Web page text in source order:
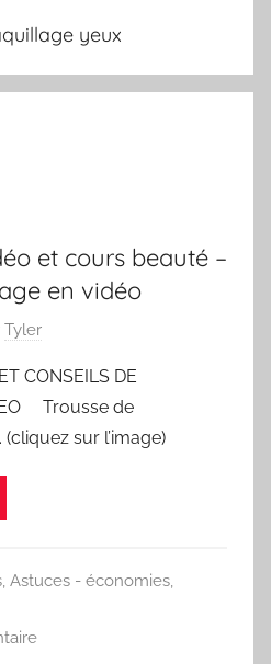
yeux
et cours beauté –
en vidéo
Tyler
CONSEILS DE
Trousse de
sur l’image)
, Astuces - économies,